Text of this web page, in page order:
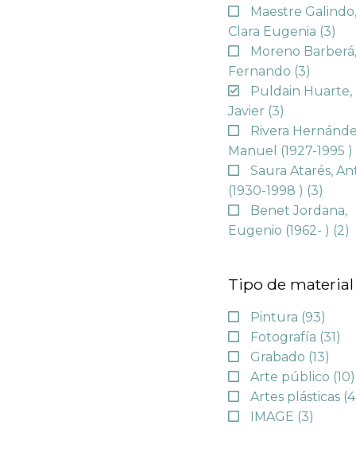
Maestre
Clara Eugenia (3)
Moreno
Fernando (3)
Puldain Huarte,
Javier (3)
Rivera
Manuel (1927-1995 )
Saura Atarés,
(1930-1998 ) (3)
Benet Jordana,
Eugenio (1962- ) (2)
Tipo de material
Pintura (93)
Fotografía (31)
Grabado (13)
Arte público (10)
Artes plásticas
IMAGE (3)